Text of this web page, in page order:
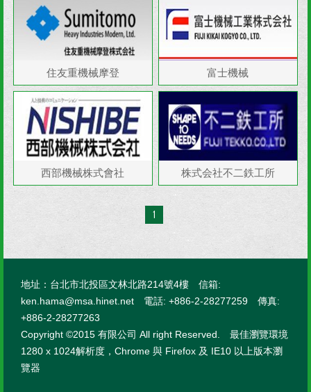
住友重機械摩登 富士機械
西部機械株式會社 株式会社不二鉄工所
1
地址：台北市北投區文林北路214號4樓 信箱:
ken.hama@msa.hinet.net 電話: +886-2-28277259 傳真:
+886-2-28277263
Copyright ©2015 有限公司 All right Reserved. 最佳瀏覽環境
1280 x 1024解析度，Chrome 與 Firefox 及 IE10 以上版本瀏
覽器